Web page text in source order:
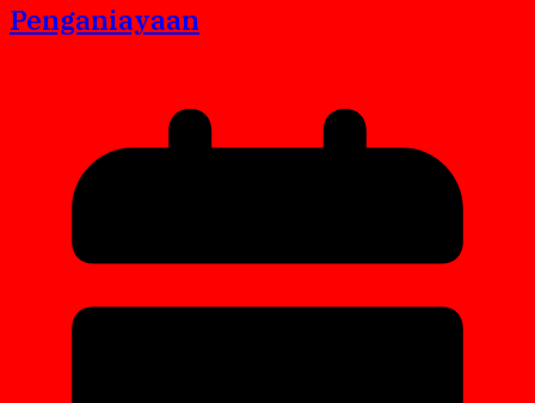
Penganiayaan